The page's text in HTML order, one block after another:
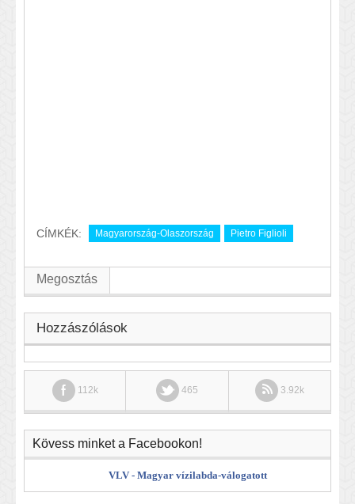
CÍMKÉK: Magyarország-Olaszország Pietro Figlioli
Megosztás
Hozzászólások
112k 465 3.92k
Kövess minket a Facebookon!
VLV - Magyar vízilabda-válogatott